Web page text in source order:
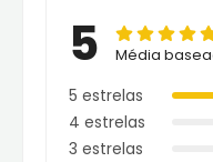
5 Média
5 estrelas
4 estrelas
3 estrelas